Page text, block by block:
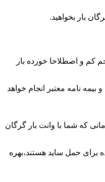
بار بخواهید.
شود.نیسان برای حمل بار با حجم کم و اصطلاحا خورده بار
نامه معتبر انجام خواهد
که شما با وانت بار گرگان
حمل ساید هستند،بهره